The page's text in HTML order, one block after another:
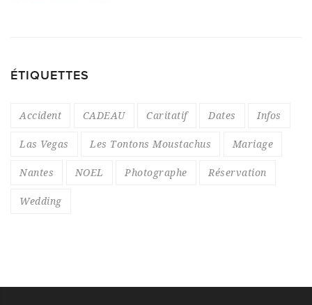
ÉTIQUETTES
Accident CADEAU Caritatif Dates Infos
Las Vegas Les Tontons Moustachus Mariage
Nantes NOEL Photographe Réservation
Wedding